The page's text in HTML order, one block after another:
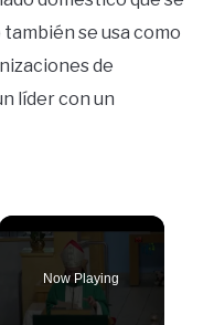
se usa como
de
líder con un
Now Playing